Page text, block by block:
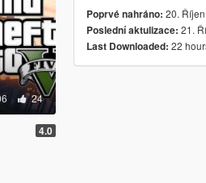
24
4.0
Poprvé nahráno: 20.
Poslední aktulizace: 21.
Last Downloaded: 22